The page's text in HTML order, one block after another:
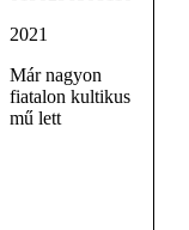
2021
Már nagyon
fiatalon kultikus
mű lett